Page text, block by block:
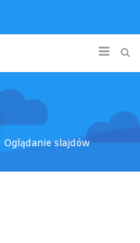
Oglądanie slajdów